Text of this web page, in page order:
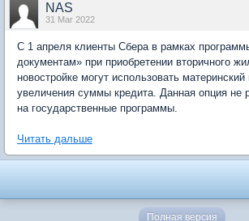
NAS
31 Mar 2022
С 1 апреля клиенты Сбера в рамках
документам» при приобретении вторичного
новостройке могут использовать
увеличения суммы кредита. Данная опция не
на государственные программы.
Читать дальше
Полная версия